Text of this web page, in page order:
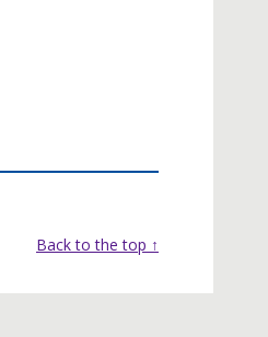
Back to the top ↑